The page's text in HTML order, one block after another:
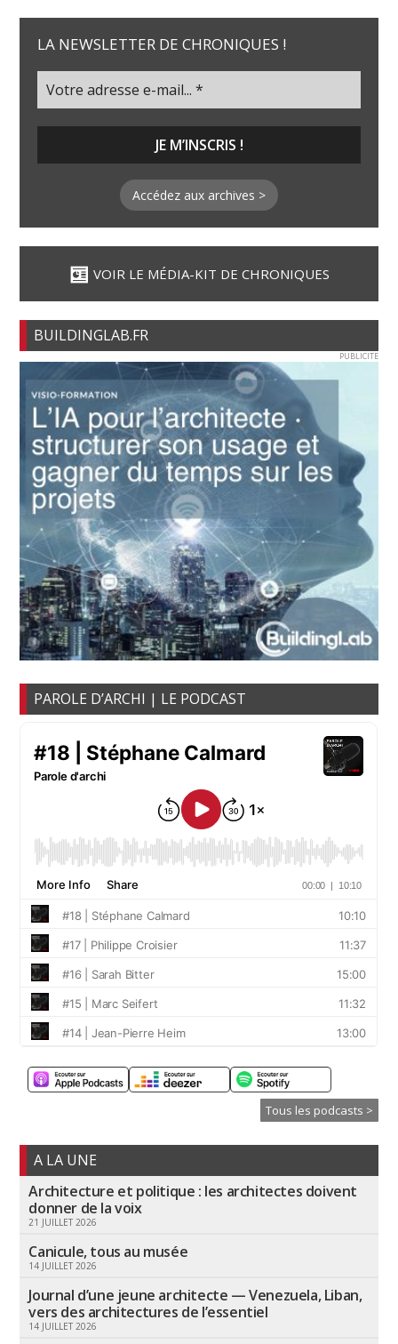
LA NEWSLETTER DE CHRONIQUES !
Accédez aux archives >
VOIR LE MÉDIA-KIT DE CHRONIQUES
BUILDINGLAB.FR
PUBLICITE
PAROLE D’ARCHI | LE PODCAST
Tous les podcasts >
A LA UNE
Architecture et politique : les architectes doivent
donner de la voix
21 JUILLET 2026
Canicule, tous au musée
14 JUILLET 2026
Journal d’une jeune architecte — Venezuela, Liban,
vers des architectures de l’essentiel
14 JUILLET 2026